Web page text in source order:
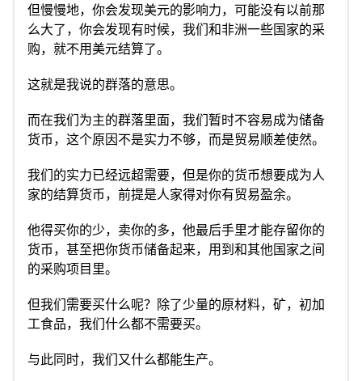
但慢慢地，你会发现美元的影响力，可能没有以前那
么大了，你会发现有时候，我们和非洲一些国家的采
购，就不用美元结算了。
这就是我说的群落的意思。
而在我们为主的群落里面，我们暂时不容易成为储备
货币，这个原因不是实力不够，而是贸易顺差使然。
我们的实力已经远超需要，但是你的货币想要成为人
家的结算货币，前提是人家得对你有贸易盈余。
他得买你的少，卖你的多，他最后手里才能存留你的
货币，甚至把你货币储备起来，用到和其他国家之间
的采购项目里。
但我们需要买什么呢？除了少量的原材料，矿，初加
工食品，我们什么都不需要买。
与此同时，我们又什么都能生产。